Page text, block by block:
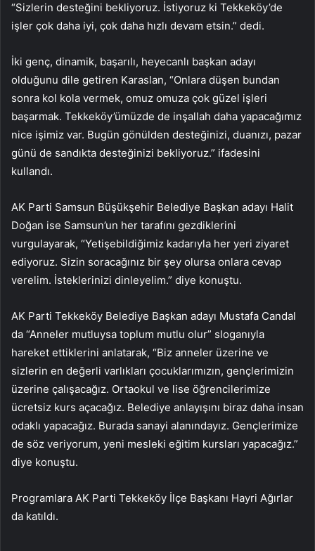
“Sizlerin desteğini bekliyoruz. İstiyoruz ki Tekkeköy’de
işler çok daha iyi, çok daha hızlı devam etsin.” dedi.
İki genç, dinamik, başarılı, heyecanlı başkan adayı
olduğunu dile getiren Karaslan, “Onlara düşen bundan
sonra kol kola vermek, omuz omuza çok güzel işleri
başarmak. Tekkeköy’ümüzde de inşallah daha yapacağımız
nice işimiz var. Bugün gönülden desteğinizi, duanızı, pazar
günü de sandıkta desteğinizi bekliyoruz.” ifadesini
kullandı.
AK Parti Samsun Büşükşehir Belediye Başkan adayı Halit
Doğan ise Samsun’un her tarafını gezdiklerini
vurgulayarak, “Yetişebildiğimiz kadarıyla her yeri ziyaret
ediyoruz. Sizin soracağınız bir şey olursa onlara cevap
verelim. İsteklerinizi dinleyelim.” diye konuştu.
AK Parti Tekkeköy Belediye Başkan adayı Mustafa Candal
da “Anneler mutluysa toplum mutlu olur” sloganıyla
hareket ettiklerini anlatarak, “Biz anneler üzerine ve
sizlerin en değerli varlıkları çocuklarımızın, gençlerimizin
üzerine çalışacağız. Ortaokul ve lise öğrencilerimize
ücretsiz kurs açacağız. Belediye anlayışını biraz daha insan
odaklı yapacağız. Burada sanayi alanındayız. Gençlerimize
de söz veriyorum, yeni mesleki eğitim kursları yapacağız.”
diye konuştu.
Programlara AK Parti Tekkeköy İlçe Başkanı Hayri Ağırlar
da katıldı.